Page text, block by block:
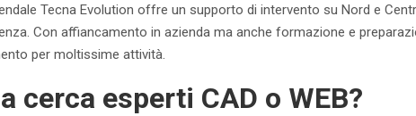
Tecna Evolution offre un supporto di intervento su Nord e
Con affiancamento in azienda ma anche formazione e
per moltissime attività.
cerca esperti CAD o WEB?